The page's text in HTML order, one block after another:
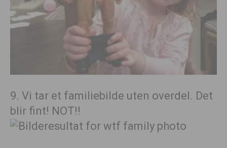
9. Vi tar et familiebilde uten overdel. Det
blir fint! NOT!!